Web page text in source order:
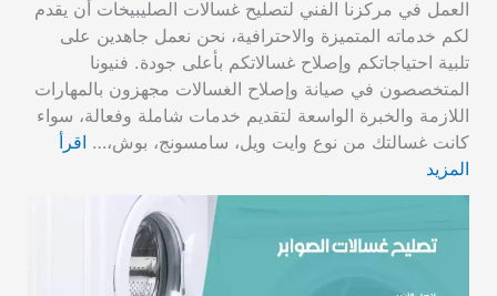
العمل في مركزنا الفني لتصليح غسالات الصليبيخات أن يقدم
لكم خدماته المتميزة والاحترافية، نحن نعمل جاهدين على
تلبية احتياجاتكم وإصلاح غسالاتكم بأعلى جودة. فنيونا
المتخصصون في صيانة وإصلاح الغسالات مجهزون بالمهارات
اللازمة والخبرة الواسعة لتقديم خدمات شاملة وفعالة، سواء
كانت غسالتك من نوع وايت ويل، سامسونج، بوش،… اقرأ
المزيد